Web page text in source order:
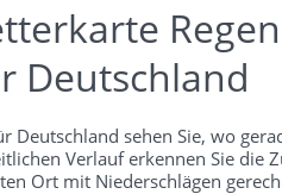
Deutschland
Deutschland sehen Sie, wo
Verlauf erkennen Sie
Ort mit Niederschlägen